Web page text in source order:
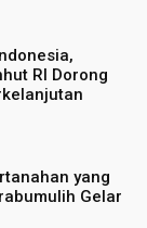
RI Dorong
yang
Gelar